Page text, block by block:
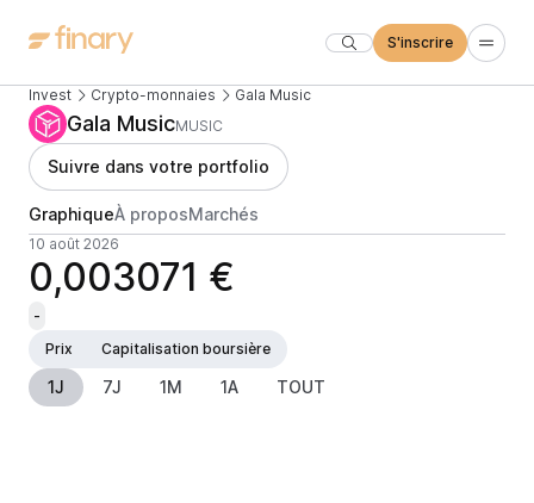
S'inscrire
Invest Crypto-monnaies Gala Music
Gala MusicMUSIC
Suivre dans votre portfolio
GraphiqueÀ proposMarchés
10 août 2026
0,003071 €
-
Prix
Capitalisation boursière
1J 7J 1M 1A TOUT